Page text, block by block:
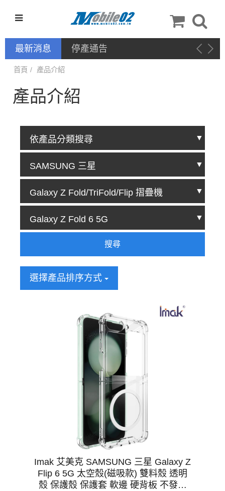
最新消息 停產通告
首頁 產品介紹
產品介紹
搜尋
選擇產品排序方式
Imak 艾美克 SAMSUNG 三星 Galaxy Z
Flip 6 5G 太空殼(磁吸款) 雙料殼 透明
殼 保護殼 保護套 軟邊 硬背板 不發黃